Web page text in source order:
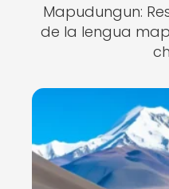
Mapudungun:
de la lengua